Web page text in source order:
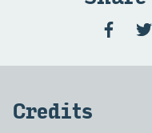
Cred­its